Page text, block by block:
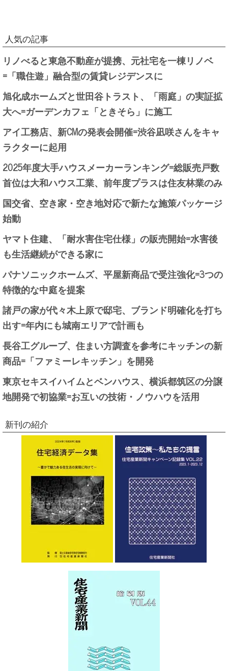
人気の記事
リノべると東急不動産が提携、元社宅を一棟リノベ
=「職住遊」融合型の賃貸レジデンスに
旭化成ホームズと世田谷トラスト、「雨庭」の実証拡
大へ=ガーデンカフェ「ときそら」に施工
アイ工務店、新CMの発表会開催=渋谷凪咲さんをキャ
ラクターに起用
2025年度大手ハウスメーカーランキング=総販売戸数
首位は大和ハウス工業、前年度プラスは住友林業のみ
国交省、空き家・空き地対応で新たな施策パッケージ
始動
ヤマト住建、「耐水害住宅仕様」の販売開始=水害後
も生活継続ができる家に
パナソニックホームズ、平屋新商品で受注強化=3つの
特徴的な中庭を提案
諸戸の家が代々木上原で邸宅、ブランド明確化を打ち
出す=年内にも城南エリアで計画も
長谷工グループ、住まい方調査を参考にキッチンの新
商品=「ファミーレキッチン」を開発
東京セキスイハイムとベンハウス、横浜都筑区の分譲
地開発で初協業=お互いの技術・ノウハウを活用
新刊の紹介